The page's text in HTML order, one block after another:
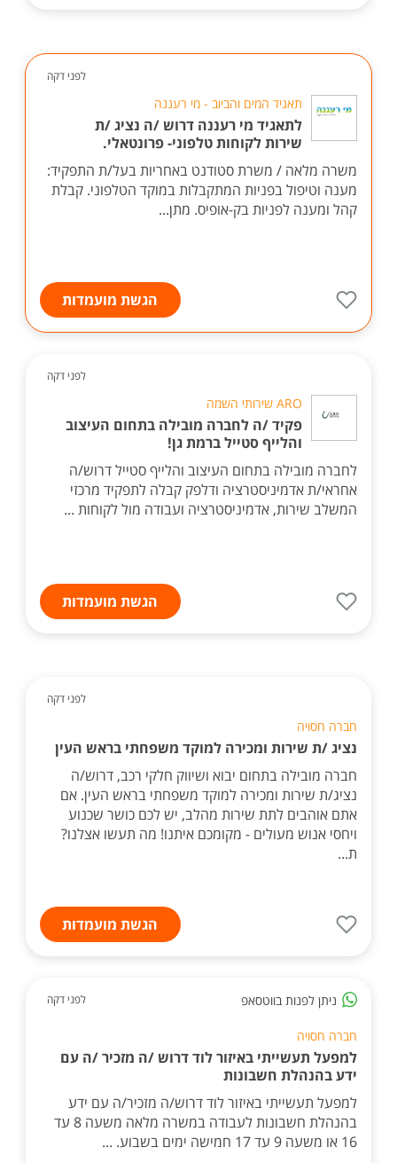
לפני דקה
תאגיד המים והביוב - מי רעננה
לתאגיד מי רעננה דרוש /ה נציג /ת
שירות לקוחות טלפוני- פרונטאלי.
משרה מלאה / משרת סטודנט באחריות בעל/ת התפקיד:
מענה וטיפול בפניות המתקבלות במוקד הטלפוני. קבלת
קהל ומענה לפניות בק-אופיס. מתן...
הגשת מועמדות
לפני דקה
ARO שירותי השמה
פקיד /ה לחברה מובילה בתחום העיצוב
והלייף סטייל ברמת גן!
לחברה מובילה בתחום העיצוב והלייף סטייל דרוש/ה
אחראי/ת אדמיניסטרציה ודלפק קבלה לתפקיד מרכזי
המשלב שירות, אדמיניסטרציה ועבודה מול לקוחות ...
הגשת מועמדות
לפני דקה
חברה חסויה
נציג /ת שירות ומכירה למוקד משפחתי בראש העין
חברה מובילה בתחום יבוא ושיווק חלקי רכב, דרוש/ה
נציג/ת שירות ומכירה למוקד משפחתי בראש העין. אם
אתם אוהבים לתת שירות מהלב, יש לכם כושר שכנוע
ויחסי אנוש מעולים - מקומכם איתנו! מה תעשו אצלנו?
ת...
הגשת מועמדות
ניתן לפנות בווטסאפ לפני דקה
חברה חסויה
למפעל תעשייתי באיזור לוד דרוש /ה מזכיר /ה עם
ידע בהנהלת חשבונות
למפעל תעשייתי באיזור לוד דרוש/ה מזכיר/ה עם ידע
בהנהלת חשבונות לעבודה במשרה מלאה משעה 8 עד
16 או משעה 9 עד 17 חמישה ימים בשבוע. ...